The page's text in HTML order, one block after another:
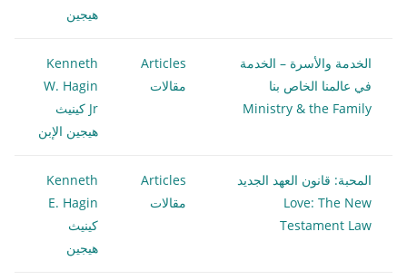
هيجين
الخدمة والأسرة – الخدمة
في عالمنا الخاص بنا
Ministry & the Family
Articles
مقالات
Kenneth
W. Hagin
Jr كينيث
هيجين الإبن
المحبة: قانون العهد الجديد
Love: The New
Testament Law
Articles
مقالات
Kenneth
E. Hagin
كينيث
هيجين